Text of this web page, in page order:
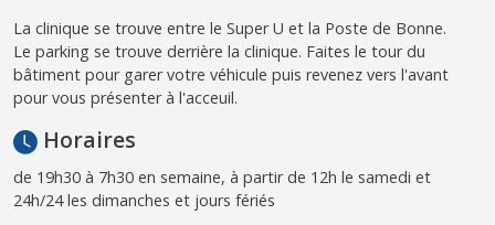
La clinique se trouve entre le Super U et la Poste de Bonne.
Le parking se trouve derrière la clinique. Faites le tour du
bâtiment pour garer votre véhicule puis revenez vers l'avant
pour vous présenter à l'acceuil.
Horaires
de 19h30 à 7h30 en semaine, à partir de 12h le samedi et
24h/24 les dimanches et jours fériés